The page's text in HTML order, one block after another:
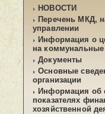
НОВОСТИ
Перечень МКД,
управлении
Информация о
на
Документы
Основные
организации
Информация об
показателях
хозяйственной